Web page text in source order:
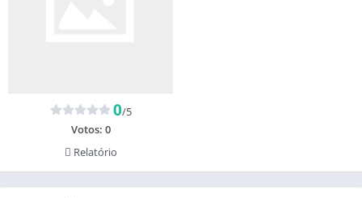
0/5
Votos: 0
Relatório